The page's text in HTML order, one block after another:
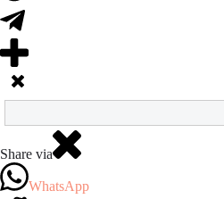
Share via
WhatsApp